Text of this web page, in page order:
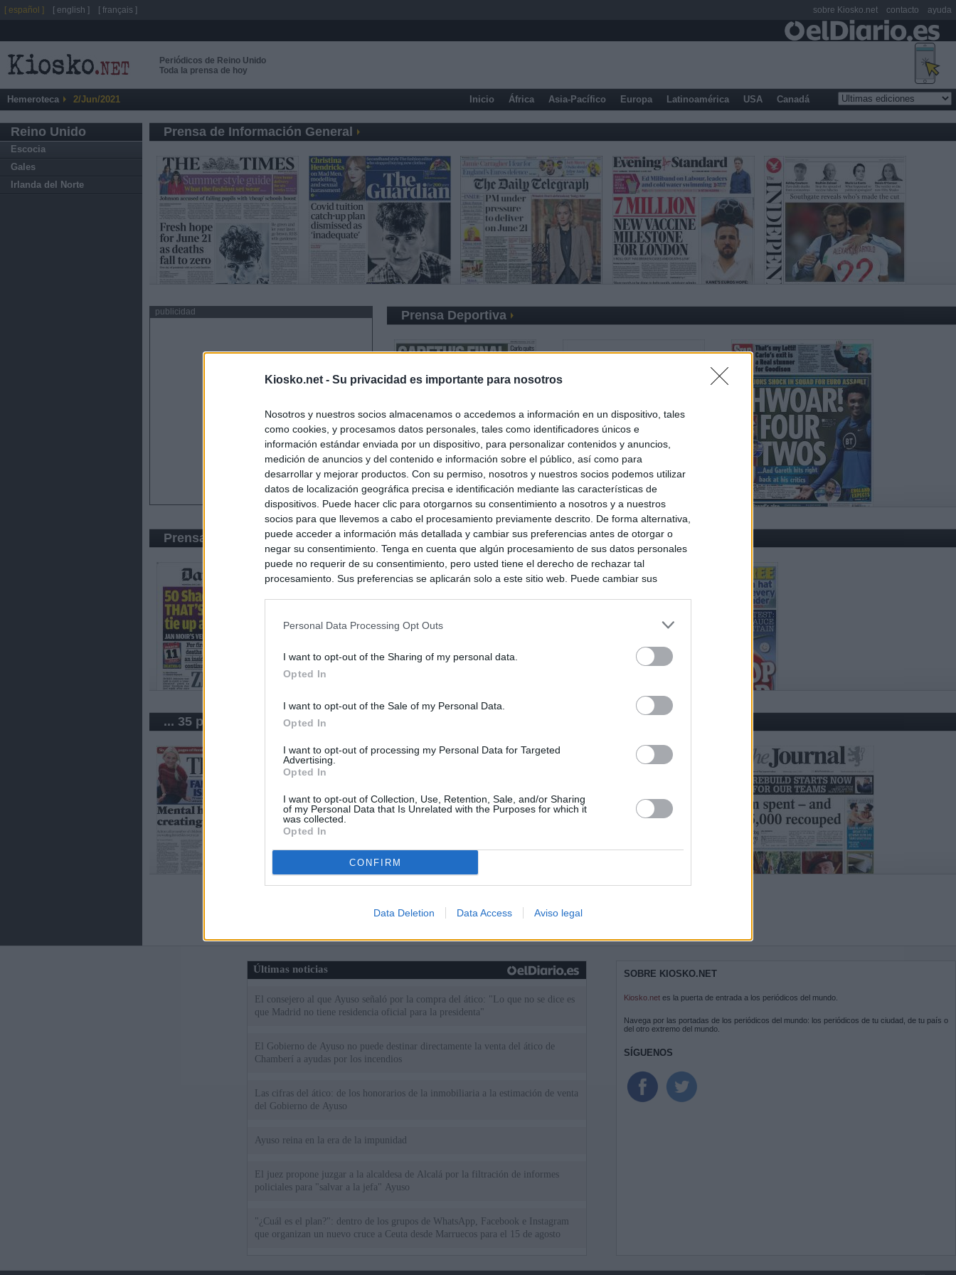
Kiosko.net - Su privacidad es importante para nosotros
Nosotros y nuestros socios almacenamos o accedemos a información en un dispositivo, tales
como cookies, y procesamos datos personales, tales como identificadores únicos e
información estándar enviada por un dispositivo, para personalizar contenidos y anuncios,
medición de anuncios y del contenido e información sobre el público, así como para
desarrollar y mejorar productos. Con su permiso, nosotros y nuestros socios podemos utilizar
datos de localización geográfica precisa e identificación mediante las características de
dispositivos. Puede hacer clic para otorgarnos su consentimiento a nosotros y a nuestros
socios para que llevemos a cabo el procesamiento previamente descrito. De forma alternativa,
puede acceder a información más detallada y cambiar sus preferencias antes de otorgar o
negar su consentimiento. Tenga en cuenta que algún procesamiento de sus datos personales
puede no requerir de su consentimiento, pero usted tiene el derecho de rechazar tal
procesamiento. Sus preferencias se aplicarán solo a este sitio web. Puede cambiar sus
Personal Data Processing Opt Outs
I want to opt-out of the Sharing of my personal data.
Opted In
I want to opt-out of the Sale of my Personal Data.
Opted In
I want to opt-out of processing my Personal Data for Targeted
Advertising.
Opted In
I want to opt-out of Collection, Use, Retention, Sale, and/or Sharing
of my Personal Data that Is Unrelated with the Purposes for which it
was collected.
Opted In
CONFIRM
Data Deletion Data Access Aviso legal
Periódicos de Reino Unido
Toda la prensa de hoy
Hemeroteca 2/Jun/2021 Inicio África Asia-Pacífico Europa Latinoamérica USA Canadá
Reino Unido
Escocia
Gales
Irlanda del Norte
Prensa de Información General
publicidad Prensa Deportiva
Prensa Amarilla
... 35 periódicos de Reino Unido
Últimas noticias
El consejero al que Ayuso señaló por la compra del ático: "Lo que no se dice es
que Madrid no tiene residencia oficial para la presidenta"
El Gobierno de Ayuso no puede destinar directamente la venta del ático de
Chamberí a ayudas por los incendios
Las cifras del ático: de los honorarios de la inmobiliaria a la estimación de venta
del Gobierno de Ayuso
Ayuso reina en la era de la impunidad
El juez propone juzgar a la alcaldesa de Alcalá por la filtración de informes
policiales para "salvar a la jefa" Ayuso
"¿Cuál es el plan?": dentro de los grupos de WhatsApp, Facebook e Instagram
que organizan un nuevo cruce a Ceuta desde Marruecos para el 15 de agosto
SOBRE KIOSKO.NET
Kiosko.net es la puerta de entrada a los periódicos del mundo.
Navega por las portadas de los periódicos del mundo: los periódicos de tu ciudad, de tu país o
del otro extremo del mundo.
SÍGUENOS
[ español ] [ english ] [ français ] sobre Kiosko.net contacto ayuda